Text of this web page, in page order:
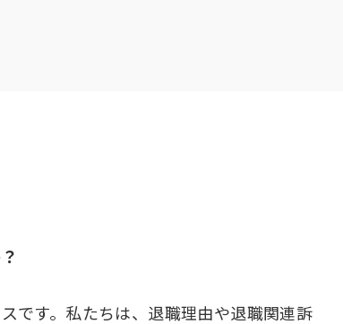
です。私たちは、退職理由や退職関連訴